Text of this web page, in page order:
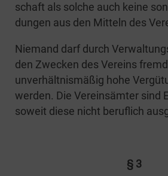
schaft als sol­che auch kei­ne
dun­gen aus den Mit­teln des
Nie­mand darf durch
den Zwe­cken des Ver­eins
unver­hält­nis­mä­ßig hohe
wer­den. Die Ver­eins­äm­ter sind
soweit die­se nicht beruf­lich
§ 3